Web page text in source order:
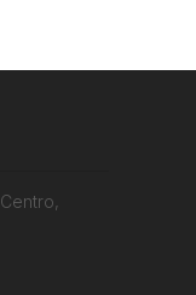
Centro,